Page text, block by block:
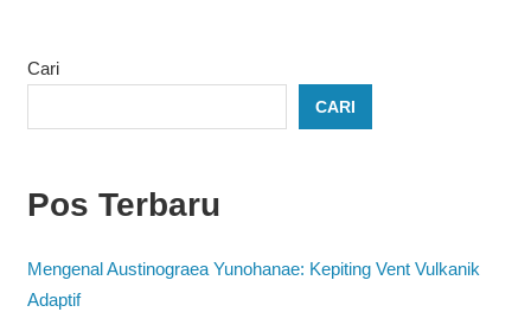
Cari
CARI
Pos Terbaru
Mengenal Austinograea Yunohanae: Kepiting Vent Vulkanik
Adaptif